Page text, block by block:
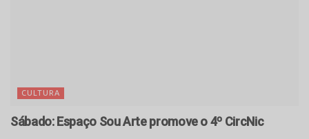
CULTURA
Sábado: Espaço Sou Arte promove o 4º CircNic